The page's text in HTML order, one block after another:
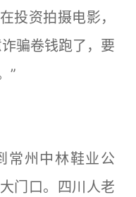
投资拍摄电影，
骗卷钱跑了，要
”
州中林鞋业公
门口。四川人老